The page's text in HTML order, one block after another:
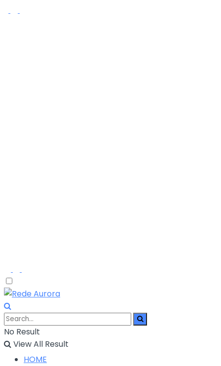
No Result
View All Result
HOME